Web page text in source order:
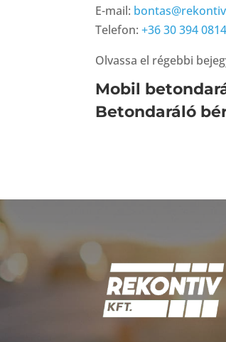
E-mail:
Telefon:+36 30 394 0814
Olvassa el régebbi
Mobil
Betondaráló